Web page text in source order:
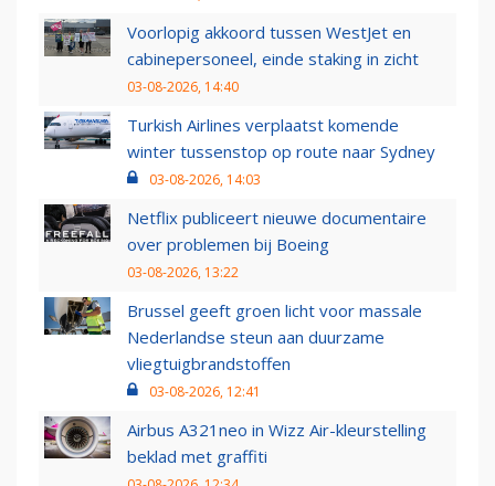
Voorlopig akkoord tussen WestJet en
cabinepersoneel, einde staking in zicht
03-08-2026, 14:40
Turkish Airlines verplaatst komende
winter tussenstop op route naar Sydney
03-08-2026, 14:03
Netflix publiceert nieuwe documentaire
over problemen bij Boeing
03-08-2026, 13:22
Brussel geeft groen licht voor massale
Nederlandse steun aan duurzame
vliegtuigbrandstoffen
03-08-2026, 12:41
Airbus A321neo in Wizz Air-kleurstelling
beklad met graffiti